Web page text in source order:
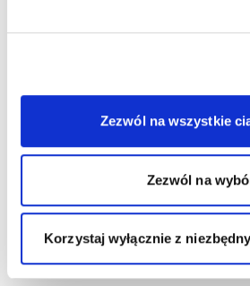
Zezwól na wszystkie
Zezwól na
Korzystaj wyłącznie z